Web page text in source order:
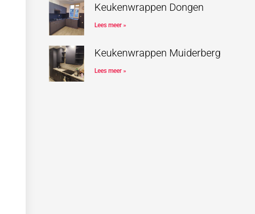
Keukenwrappen Dongen
Lees meer »
Keukenwrappen Muiderberg
Lees meer »